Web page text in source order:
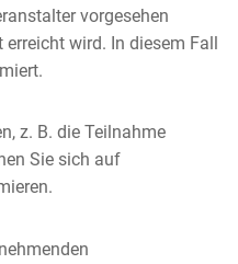
vorgesehen
wird. In diesem Fall
z. B. die Teilnahme
Sie sich auf